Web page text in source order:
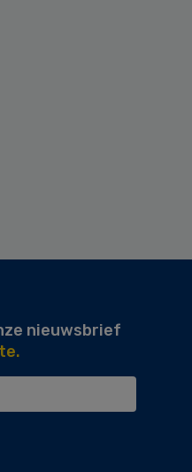
nieuwsbrief